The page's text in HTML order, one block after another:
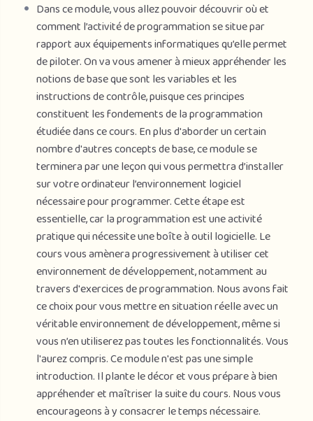
pratique.
Vous pouvez conduire une voiture sans avoir de
connaissances mécaniques, mais des compétences de base
vous permettront d’améliorer son usage.
L’objectif de cours est de vous permettre d’améliorer
votre approche des technologies numériques de façon à
les adapter à vos besoins plutôt que de les subir et de vous
adapter à elles.
Cette initiation à la programmation vous permettra de
mieux appréhender et contrôler l’environnement
numérique dans lequel vous serez immergé que ce soit
pour vos activités personnelles et surtout,
professionnelles.
Dans ce module, vous allez pouvoir découvrir où et
comment l’activité de programmation se situe par
rapport aux équipements informatiques qu’elle permet
de piloter. On va vous amener à mieux appréhender les
notions de base que sont les variables et les
instructions de contrôle, puisque ces principes
constituent les fondements de la programmation
étudiée dans ce cours. En plus d'aborder un certain
nombre d'autres concepts de base, ce module se
terminera par une leçon qui vous permettra d’installer
sur votre ordinateur l’environnement logiciel
nécessaire pour programmer. Cette étape est
essentielle, car la programmation est une activité
pratique qui nécessite une boîte à outil logicielle. Le
cours vous amènera progressivement à utiliser cet
environnement de développement, notamment au
travers d'exercices de programmation. Nous avons fait
ce choix pour vous mettre en situation réelle avec un
véritable environnement de développement, même si
vous n’en utiliserez pas toutes les fonctionnalités. Vous
l'aurez compris. Ce module n'est pas une simple
introduction. Il plante le décor et vous prépare à bien
appréhender et maîtriser la suite du cours. Nous vous
encourageons à y consacrer le temps nécessaire.